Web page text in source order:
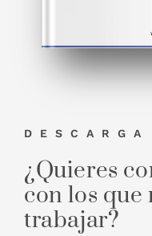
¿Quieres
con los que
trabajar?